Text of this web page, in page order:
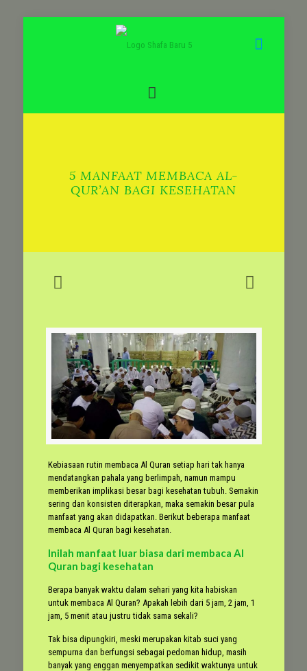
5 MANFAAT MEMBACA AL-
QUR’AN BAGI KESEHATAN
Kebiasaan rutin membaca Al Quran setiap hari tak hanya
mendatangkan pahala yang berlimpah, namun mampu
memberikan implikasi besar bagi kesehatan tubuh. Semakin
sering dan konsisten diterapkan, maka semakin besar pula
manfaat yang akan didapatkan. Berikut beberapa manfaat
membaca Al Quran bagi kesehatan.
Inilah manfaat luar biasa dari membaca Al
Quran bagi kesehatan
Berapa banyak waktu dalam sehari yang kita habiskan
untuk membaca Al Quran? Apakah lebih dari 5 jam, 2 jam, 1
jam, 5 menit atau justru tidak sama sekali?
Tak bisa dipungkiri, meski merupakan kitab suci yang
sempurna dan berfungsi sebagai pedoman hidup, masih
banyak yang enggan menyempatkan sedikit waktunya untuk